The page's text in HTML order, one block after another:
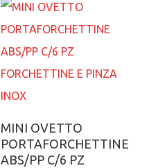
Aggiungi al carrello
MINI OVETTO
PORTAFORCHETTINE
ABS/PP C/6 PZ